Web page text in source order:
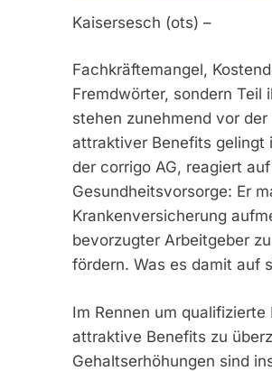
Kaisersesch (ots) –
Fachkräftemangel,
Fremdwörter, sondern Teil
stehen zunehmend vor
attraktiver Benefits gelingt
der corrigo AG, reagiert
Gesundheitsvorsorge: Er
Krankenversicherung
bevorzugter Arbeitgeber
fördern. Was es damit auf
Im Rennen um
attraktive Benefits zu
Gehaltserhöhungen sind